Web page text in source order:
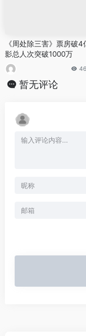
《周处除三害》票房破4
影总人次突破1000万
暂无评论